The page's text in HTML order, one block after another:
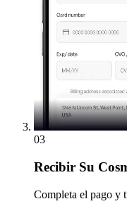
03
Recibir Su
Completa el pago y